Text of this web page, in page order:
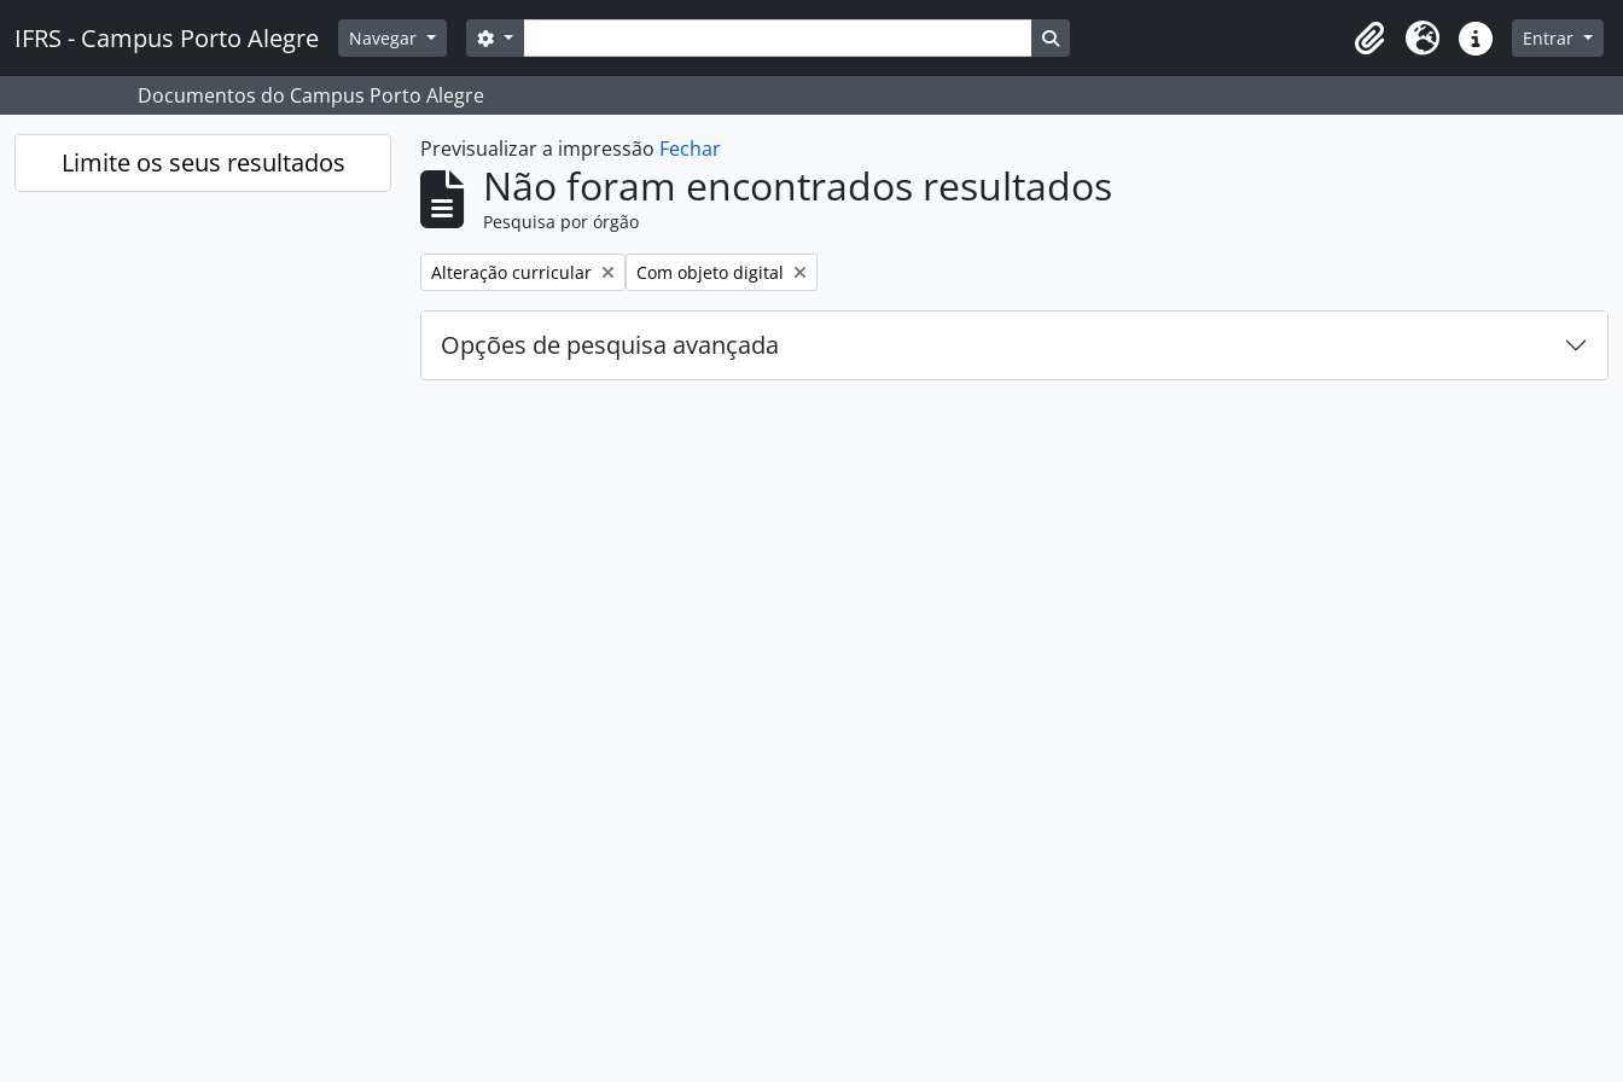
IFRS - Campus Porto Alegre Navegar Pesquisar
Opções de busca Busque na página de navegação
Idioma Ligações rápidas
Entrar
Documentos do Campus Porto Alegre
Limite os seus resultados Previsualizar a impressão Fechar
Não foram encontrados resultados
Pesquisa por órgão
Remover filtro:
Alteração curricular Remover filtro:
Com objeto digital
Opções de pesquisa avançada